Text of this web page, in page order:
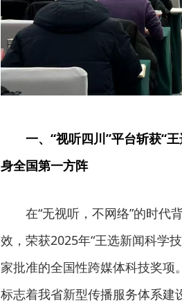
一、“视听四川”平台斩获“
身全国第一方阵
在“无视听，不网络”的时代
效，荣获2025年“王选新闻科学
家批准的全国性跨媒体科技奖
标志着我省新型传播服务体系建